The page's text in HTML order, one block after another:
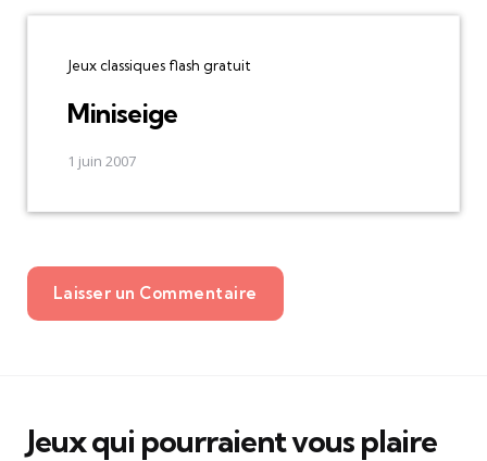
Jeux classiques flash gratuit
Miniseige
1 juin 2007
Laisser un Commentaire
Jeux qui pourraient vous plaire